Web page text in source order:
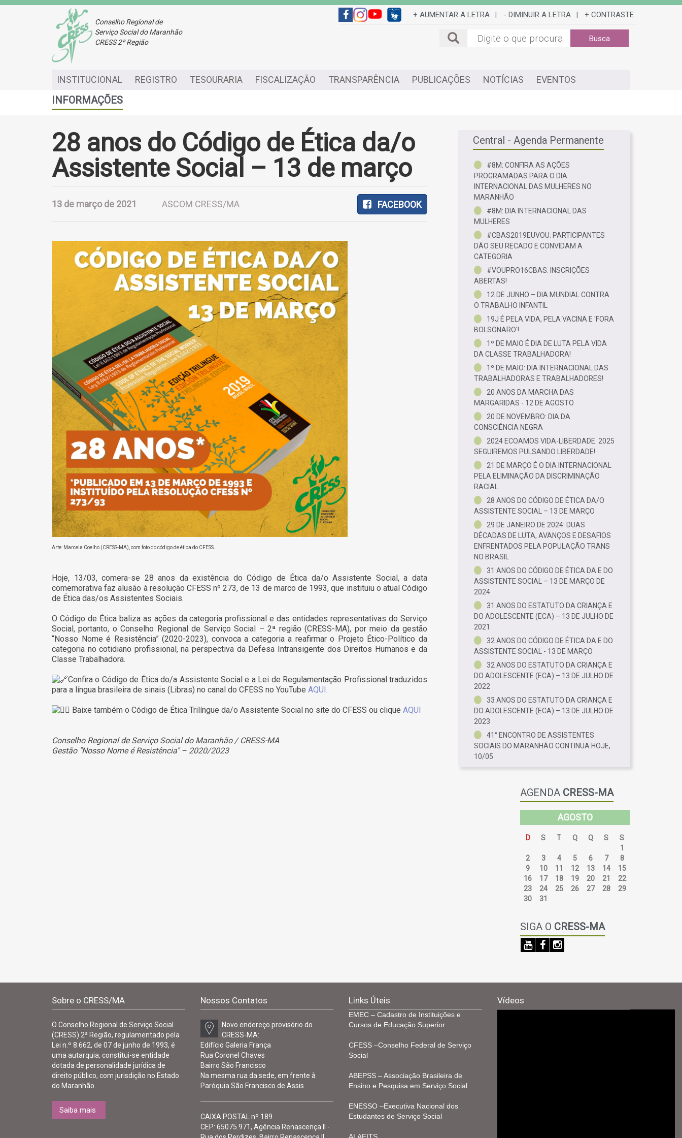
+ AUMENTAR A LETRA - DIMINUIR A LETRA + CONTRASTE
Conselho Regional de
Serviço Social do Maranhão
CRESS 2ª Região
Busca
INSTITUCIONAL REGISTRO TESOURARIA FISCALIZAÇÃO TRANSPARÊNCIA PUBLICAÇÕES NOTÍCIAS EVENTOS
INFORMAÇÕES
28 anos do Código de Ética da/o
Assistente Social – 13 de março
13 de março de 2021 ASCOM CRESS/MA FACEBOOK
Arte: Marcela Coelho (CRESS-MA), com foto do código de ética do CFESS.
Hoje, 13/03, comera-se 28 anos da existência do Código de Ética da/o Assistente Social, a data
comemorativa faz alusão à resolução CFESS nº 273, de 13 de marco de 1993, que instituiu o atual Código
de Ética das/os Assistentes Sociais.
O Código de Ética baliza as ações da categoria profissional e das entidades representativas do Serviço
Social, portanto, o Conselho Regional de Serviço Social – 2ª região (CRESS-MA), por meio da gestão
“Nosso Nome é Resistência” (2020-2023), convoca a categoria a reafirmar o Projeto Ético-Político da
categoria no cotidiano profissional, na perspectiva da Defesa Intransigente dos Direitos Humanos e da
Classe Trabalhadora.
Confira o Código de Ética do/a Assistente Social e a Lei de Regulamentação Profissional traduzidos
para a língua brasileira de sinais (Libras) no canal do CFESS no YouTube AQUI.
Baixe também o Código de Ética Trilíngue da/o Assistente Social no site do CFESS ou clique AQUI
Conselho Regional de Serviço Social do Maranhão / CRESS-MA
Gestão "Nosso Nome é Resistência" – 2020/2023
Central - Agenda Permanente
#8M: CONFIRA AS AÇÕES
PROGRAMADAS PARA O DIA
INTERNACIONAL DAS MULHERES NO
MARANHÃO
#8M: DIA INTERNACIONAL DAS
MULHERES
#CBAS2019EUVOU: PARTICIPANTES
DÃO SEU RECADO E CONVIDAM A
CATEGORIA
#VOUPRO16CBAS: INSCRIÇÕES
ABERTAS!
12 DE JUNHO – DIA MUNDIAL CONTRA
O TRABALHO INFANTIL
19J É PELA VIDA, PELA VACINA E 'FORA
BOLSONARO'!
1º DE MAIO É DIA DE LUTA PELA VIDA
DA CLASSE TRABALHADORA!
1º DE MAIO: DIA INTERNACIONAL DAS
TRABALHADORAS E TRABALHADORES!
20 ANOS DA MARCHA DAS
MARGARIDAS - 12 DE AGOSTO
20 DE NOVEMBRO: DIA DA
CONSCIÊNCIA NEGRA
2024 ECOAMOS VIDA-LIBERDADE. 2025
SEGUIREMOS PULSANDO LIBERDADE!
21 DE MARÇO É O DIA INTERNACIONAL
PELA ELIMINAÇÃO DA DISCRIMINAÇÃO
RACIAL
28 ANOS DO CÓDIGO DE ÉTICA DA/O
ASSISTENTE SOCIAL – 13 DE MARÇO
29 DE JANEIRO DE 2024: DUAS
DÉCADAS DE LUTA, AVANÇOS E DESAFIOS
ENFRENTADOS PELA POPULAÇÃO TRANS
NO BRASIL
31 ANOS DO CÓDIGO DE ÉTICA DA E DO
ASSISTENTE SOCIAL – 13 DE MARÇO DE
2024
31 ANOS DO ESTATUTO DA CRIANÇA E
DO ADOLESCENTE (ECA) – 13 DE JULHO DE
2021
32 ANOS DO CÓDIGO DE ÉTICA DA E DO
ASSISTENTE SOCIAL - 13 DE MARÇO
32 ANOS DO ESTATUTO DA CRIANÇA E
DO ADOLESCENTE (ECA) – 13 DE JULHO DE
2022
33 ANOS DO ESTATUTO DA CRIANÇA E
DO ADOLESCENTE (ECA) – 13 DE JULHO DE
2023
41° ENCONTRO DE ASSISTENTES
SOCIAIS DO MARANHÃO CONTINUA HOJE,
10/05
AGENDA CRESS-MA
AGOSTO
D S T Q Q S
S
1
2
3 4 5 6 7
8
9
10 11 12 13 14
15
16
17 18 19 20 21
22
23
24 25 26 27 28
29
30
31
SIGA O CRESS-MA
Sobre o CRESS/MA
O Conselho Regional de Serviço Social
(CRESS) 2ª Região, regulamentado pela
Lei n.º 8.662, de 07 de junho de 1993, é
uma autarquia, constitui-se entidade
dotada de personalidade jurídica de
direito público, com jurisdição no Estado
do Maranhão.
Saiba mais
Nossos Contatos
Novo endereço provisório do
CRESS-MA:
Edifício Galeria França
Rua Coronel Chaves
Bairro São Francisco
Na mesma rua da sede, em frente à
Paróquia São Francisco de Assis.
CAIXA POSTAL nº 189
CEP: 65075.971, Agência Renascença II -
Links Úteis
EMEC – Cadastro de Instituições e
Cursos de Educação Superior
CFESS –Conselho Federal de Serviço
Social
ABEPSS – Associação Brasileira de
Ensino e Pesquisa em Serviço Social
ENESSO –Executiva Nacional dos
Estudantes de Serviço Social
Vídeos